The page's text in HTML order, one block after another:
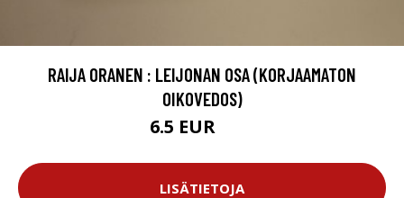
RAIJA ORANEN : LEIJONAN OSA (KORJAAMATON
OIKOVEDOS)
6.5 EUR
LISÄTIETOJA